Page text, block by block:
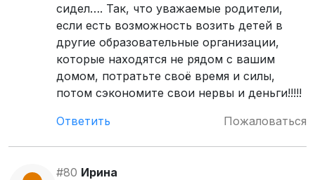
сидел…. Так, что уважаемые родители,
если есть возможность возить детей в
другие образовательные организации,
которые находятся не рядом с вашим
домом, потратьте своё время и силы,
потом сэкономите свои нервы и деньги!!!!!
Ответить
Пожаловаться
#80 Ирина